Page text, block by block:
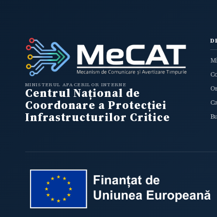
MINISTERUL AFACERILOR INTERNE
Centrul Național de
Coordonare a Protecției
Infrastructurilor Critice